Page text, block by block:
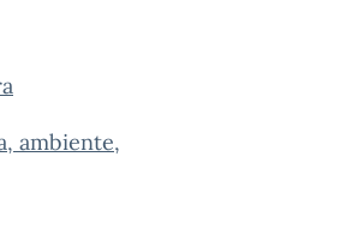
ambiente,